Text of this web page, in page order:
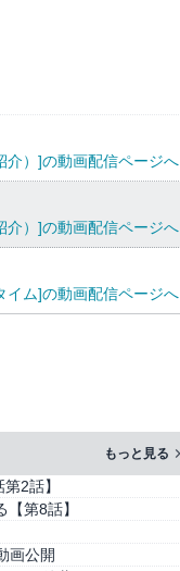
介）]の動画配信ページへ
介）]の動画配信ページへ
イム]の動画配信ページへ
もっと見る
2話】
第8話】
画公開